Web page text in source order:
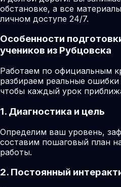
обстановке, а все
личном доступе 24/7.
Особенности
учеников из Рубцовска
Работаем по официальным
разбираем реальные
чтобы каждый урок
1. Диагностика и цель
Определим ваш уровень,
составим пошаговый план
работы.
2. Постоянный